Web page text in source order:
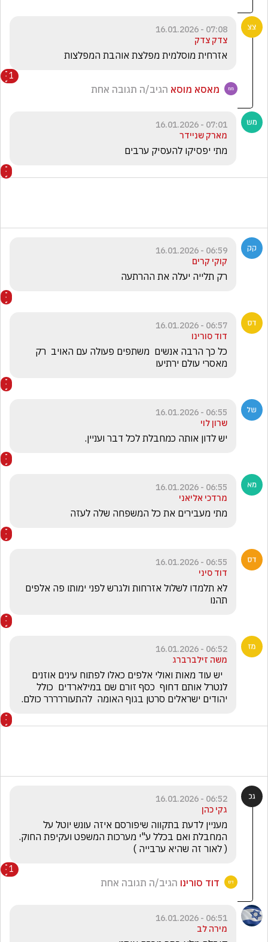
07:08 - 16.01.2026
צדק צדק
אזרחית מוסלמית מפלצת אוהבת המפלצות
1
מאסא מוסא הגיב/ה תגובה אחת
07:01 - 16.01.2026
מארק שניידר
מתי יפסיקו להעסיק ערבים
06:59 - 16.01.2026
קוקי קרים
רק תלייה יעלה את ההרתעה
06:57 - 16.01.2026
דוד סורינו
מאסרי עולם ירתיעו
06:55 - 16.01.2026
שרון לוי
יש לדון אותה כמחבלת לכל דבר ועניין.
06:55 - 16.01.2026
מרדכי אליאני
מתי מעבירים את כל המשפחה שלה לעזה
06:55 - 16.01.2026
דוד סיני
תהנו
06:52 - 16.01.2026
משה זילברברג
יהודים ישראלים סרטן בגוף האומה  להתעוררררר כולם.
06:52 - 16.01.2026
גקי כהן
המחבלת ואם בכלל ע"י מערכות המשפט ועקיפת החוק.
( לאור זה שהיא ערבייה )
1
דוד סורינו הגיב/ה תגובה אחת
06:51 - 16.01.2026
מירה לב